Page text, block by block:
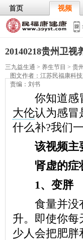
首页 视频
武术 气功
20140218贵州卫
三九益生通 > 养生节目 > 贵
图文作者： 江苏民福康科
责编：刘书
你知道感冒
大伦认为感冒
什么补?我们
该视频主
肾虚的症
1、变胖
食量并没有
升。即使你
少人会把肥